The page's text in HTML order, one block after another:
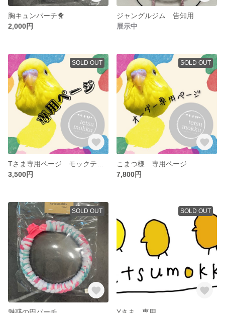
胸キュンパーチ🐥
2,000円
ジャングルジム 告知用
展示中
SOLD OUT
3,500円
SOLD OUT
こまつ様 専用ページ
7,800円
SOLD OUT SOLD OUT